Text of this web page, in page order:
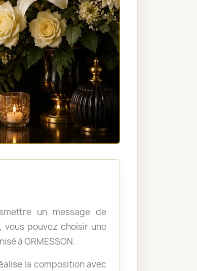
un message de
pouvez choisir une
à ORMESSON.
la composition avec